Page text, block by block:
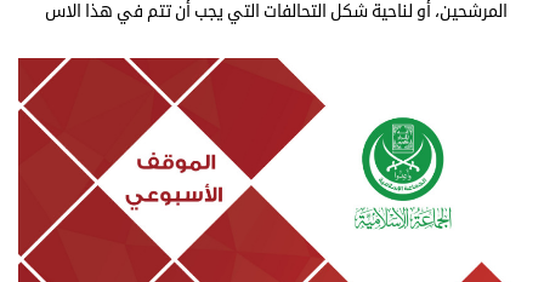
المرشحين، أو لناحية شكل التحالفات التي يجب أن تتم في هذا الاس